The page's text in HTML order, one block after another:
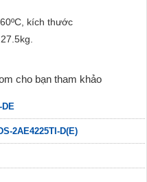
kích thước
cho bạn tham khảo
2AE4225TI-D(E)